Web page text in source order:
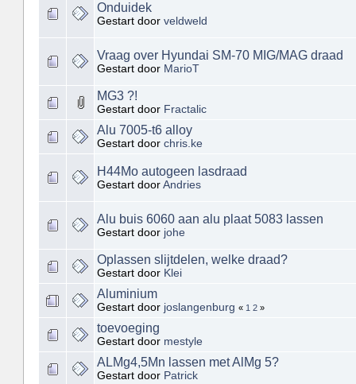
Onduidek
Gestart door veldweld
Vraag over Hyundai SM-70 MIG/MAG draad
Gestart door MarioT
MG3 ?!
Gestart door Fractalic
Alu 7005-t6 alloy
Gestart door chris.ke
H44Mo autogeen lasdraad
Gestart door Andries
Alu buis 6060 aan alu plaat 5083 lassen
Gestart door johe
Oplassen slijtdelen, welke draad?
Gestart door Klei
Aluminium
Gestart door joslangenburg « 1 2 »
toevoeging
Gestart door mestyle
ALMg4,5Mn lassen met AlMg 5?
Gestart door Patrick